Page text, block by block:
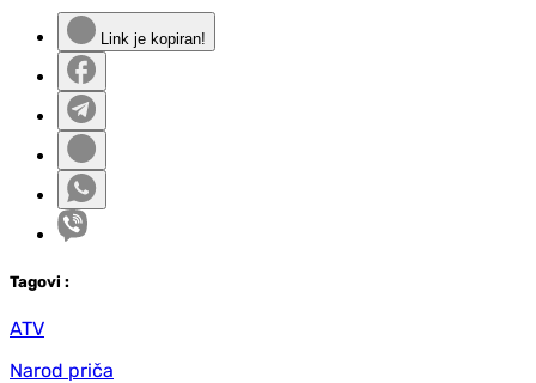
Link je kopiran!
Tagovi :
ATV
Narod priča